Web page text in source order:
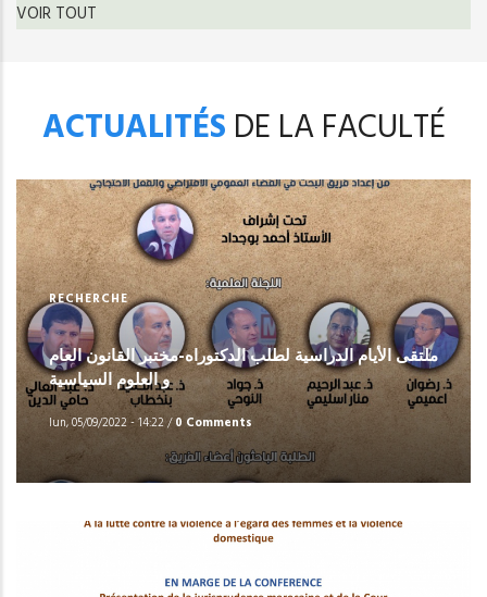
VOIR TOUT
ACTUALITÉS DE LA FACULTÉ
RECHERCHE
ملتقى الأيام الدراسية لطلب الدكتوراه-مختبر القانون العام
و العلوم السياسية
lun, 05/09/2022 - 14:22/0 Comments